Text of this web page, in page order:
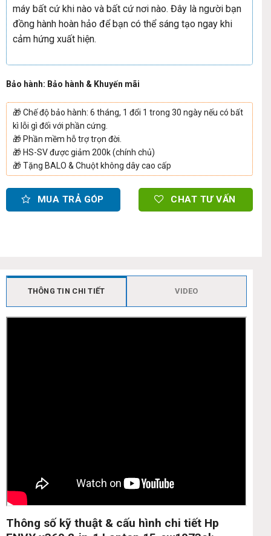
máy bất cứ khi nào và bất cứ nơi nào. Đây là người bạn
đồng hành hoàn hảo để bạn có thể sáng tạo ngay khi
cảm hứng xuất hiện.
Bảo hành: Bảo hành & Khuyến mãi
🎁Chế độ bảo hành: 6 tháng, 1 đổi 1 trong 30 ngày nếu có bất
kì lỗi gì đối với phần cứng.
🎁 Phần mềm hỗ trợ trọn đời.
🎁 HS-SV được giảm 200k (chính chủ)
🎁Tặng BALO & Chuột không dây cao cấp
MUA TRẢ GÓP CHAT TƯ VẤN
THÔNG TIN CHI TIẾT VIDEO
Thông số kỹ thuật & cấu hình chi tiết Hp